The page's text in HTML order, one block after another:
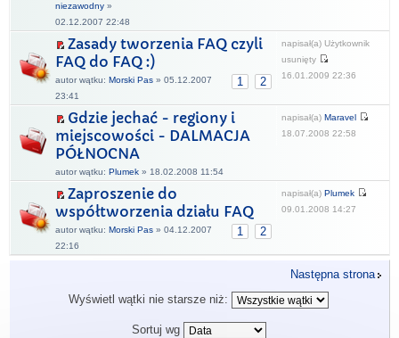
niezawodny »
02.12.2007 22:48
Zasady tworzenia FAQ czyli
FAQ do FAQ :)
1 2
autor wątku: Morski Pas » 05.12.2007
23:41
napisał(a) Użytkownik
usunięty
16.01.2009 22:36
Gdzie jechać - regiony i
miejscowości - DALMACJA
PÓŁNOCNA
autor wątku: Plumek » 18.02.2008 11:54
napisał(a) Maravel
18.07.2008 22:58
Zaproszenie do
współtworzenia działu FAQ
1 2
autor wątku: Morski Pas » 04.12.2007
22:16
napisał(a) Plumek
09.01.2008 14:27
Następna strona
Wyświetl wątki nie starsze niż:
Sortuj wg